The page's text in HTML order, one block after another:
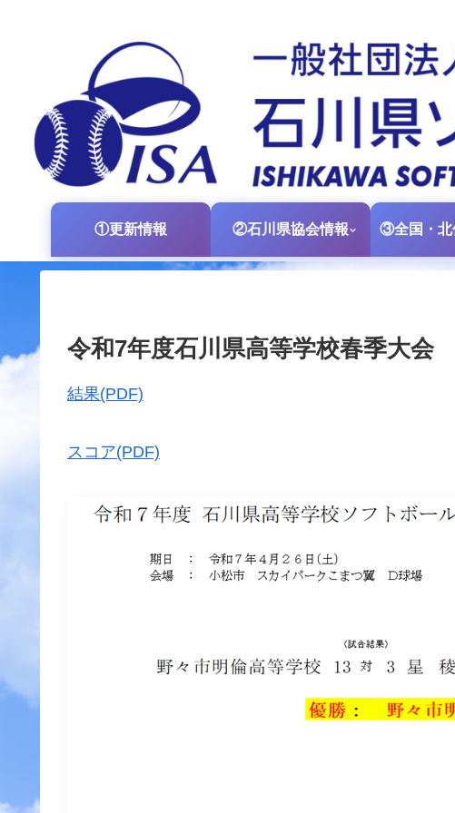
①更新情報 ②石川県協会情報
令和7年度石川県高等学校春季大
結果(PDF)
スコア(PDF)